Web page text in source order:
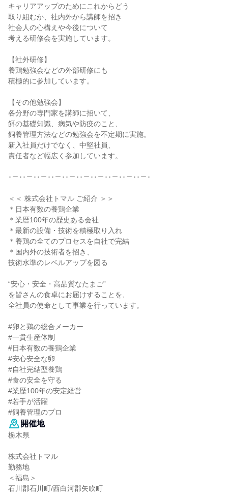
キャリアアップのためにこれからどう
取り組むか、社内外から講師を招き
社会人の心構えや今後について
考える研修会を実施しています。
【社外研修】
養鶏勉強会などの外部研修にも
積極的に参加しています。
【その他勉強会】
各分野の専門家を講師に招いて、
餌の基礎知識、病気や防疫のこと、
飼養管理方法などの勉強会を不定期に実施。
新入社員だけでなく、中堅社員、
責任者など幅広く参加しています。
･－･･－･･－･･－･･－･･－･･－･･－･･－･･－･
＜＜ 株式会社トマル ご紹介 ＞＞
＊日本有数の養鶏企業
＊業暦100年の歴史ある会社
＊最新の設備・技術を積極取り入れ
＊養鶏の全てのプロセスを自社で完結
＊国内外の技術者を招き、
技術水準のレベルアップを図る
“安心・安全・高品質なたまご”
を皆さんの食卓にお届けすることを、
全社員の使命として事業を行っています。
#卵と鶏の総合メーカー
#一貫生産体制
#日本有数の養鶏企業
#安心安全な卵
#自社完結型養鶏
#食の安全を守る
#業歴100年の安定経営
#若手が活躍
#飼養管理のプロ
開催地
栃木県
株式会社トマル
勤務地
＜福島＞
石川郡石川町/西白河郡矢吹町